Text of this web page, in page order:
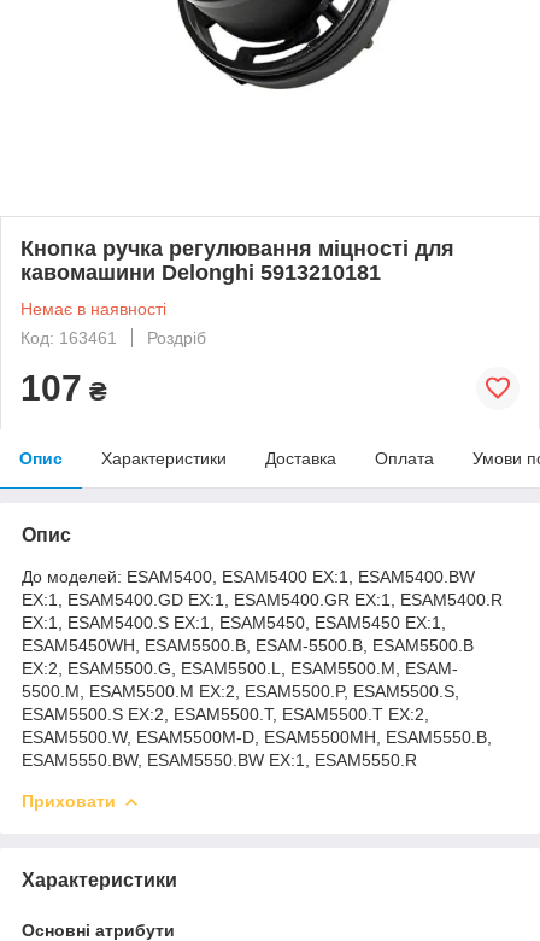
Кнопка ручка регулювання міцності для
кавомашини Delonghi 5913210181
Немає в наявності
Код: 163461
Роздріб
107 ₴
Опис Характеристики Доставка Оплата Умови
Опис
До моделей: ESAM5400, ESAM5400 EX:1, ESAM5400.BW
EX:1, ESAM5400.GD EX:1, ESAM5400.GR EX:1, ESAM5400.R
EX:1, ESAM5400.S EX:1, ESAM5450, ESAM5450 EX:1,
ESAM5450WH, ESAM5500.B, ESAM-5500.B, ESAM5500.B
EX:2, ESAM5500.G, ESAM5500.L, ESAM5500.M, ESAM-
5500.M, ESAM5500.M EX:2, ESAM5500.P, ESAM5500.S,
ESAM5500.S EX:2, ESAM5500.T, ESAM5500.T EX:2,
ESAM5500.W, ESAM5500M-D, ESAM5500MH, ESAM5550.B,
ESAM5550.BW, ESAM5550.BW EX:1, ESAM5550.R
Приховати
Характеристики
Основні атрибути